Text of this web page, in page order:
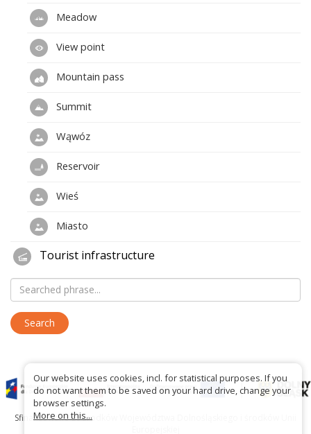
Meadow
View point
Mountain pass
Summit
Wąwóz
Reservoir
Wieś
Miasto
Tourist infrastructure
Sfinansowano ze środków Województwa Dolnośląskiego i środków Unii
Our website uses cookies, incl. for statistical purposes. If you
do not want them to be saved on your hard drive, change your
browser settings.
More on this...